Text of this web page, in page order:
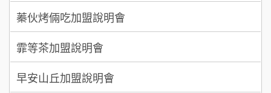
徐 先生/小姐 新北市
加盟預算
何 先生/小姐
加盟預算
霏等茶加盟說明會
早安山丘加盟說明會
冰封仙果加盟說明會
莫尼早餐Morni加盟說明會
手作功夫茶加盟說明會
SHARE TEA歇腳亭加盟說明會